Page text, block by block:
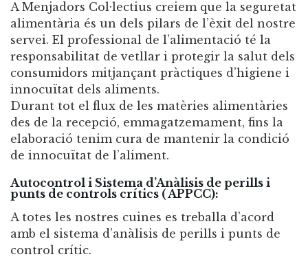
A Menjadors Col·lectius creiem que la seguretat
alimentària és un dels pilars de l’èxit del nostre
servei. El professional de l’alimentació té la
responsabilitat de vetllar i protegir la salut dels
consumidors mitjançant pràctiques d’higiene i
innocuïtat dels aliments.
Durant tot el flux de les matèries alimentàries
des de la recepció, emmagatzemament, fins la
elaboració tenim cura de mantenir la condició
de innocuïtat de l’aliment.
Autocontrol i Sistema d’Anàlisis de perills i
punts de controls crítics ( APPCC):
A totes les nostres cuines es treballa d’acord
amb el sistema d’anàlisis de perills i punts de
control crític.